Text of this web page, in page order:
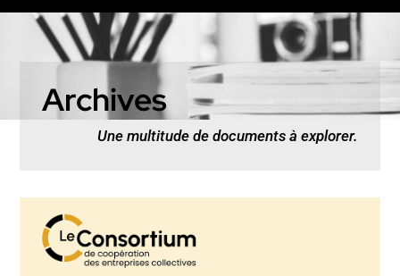
Archives
Une multitude de documents à explorer.